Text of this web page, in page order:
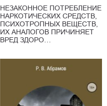
НЕЗАКОННОЕ ПОТРЕБЛЕНИЕ
НАРКОТИЧЕСКИХ СРЕДСТВ,
ПСИХОТРОПНЫХ ВЕЩЕСТВ,
ИХ АНАЛОГОВ ПРИЧИНЯЕТ
ВРЕД ЗДОРО…